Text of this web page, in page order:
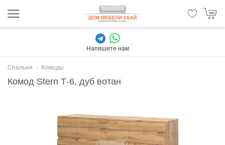
Напишите нам
Спальня Комоды
Комод Stern Т-6, дуб вотан